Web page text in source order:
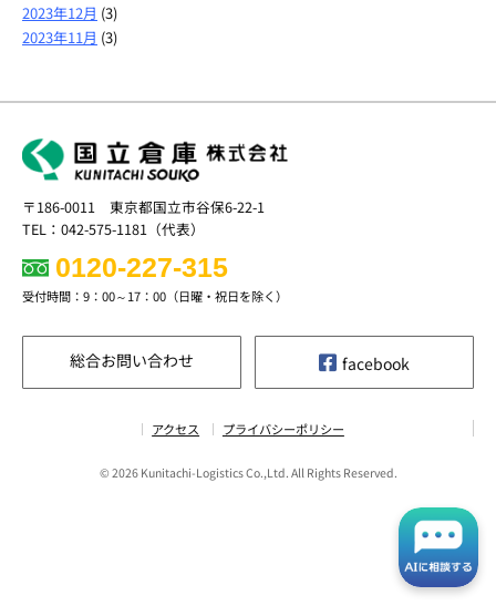
2023年12月 (3)
2023年11月 (3)
〒186-0011 東京都国立市谷保6-22-1
TEL：042-575-1181（代表）
0120-227-315
受付時間：9：00～17：00（日曜・祝日を除く）
総合お問い合わせ facebook
アクセス プライバシーポリシー
© 2026 Kunitachi-Logistics Co.,Ltd. All Rights Reserved.